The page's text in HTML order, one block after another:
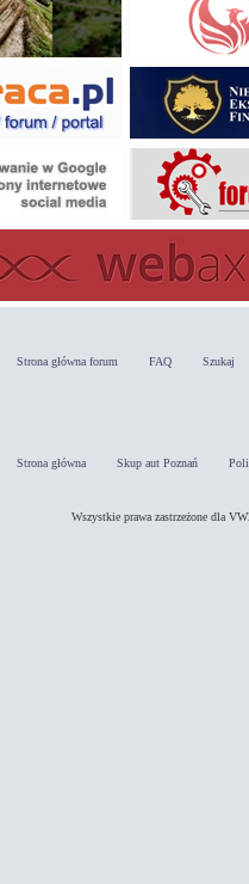
Strona główna forum FAQ Szukaj
Strona główna Skup aut Poznań
Wszystkie prawa zastrzeżone dla